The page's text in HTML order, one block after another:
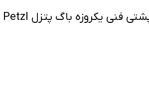
مشخصات کوله پشتی فنی یکروزه باگ پتزل Petzl